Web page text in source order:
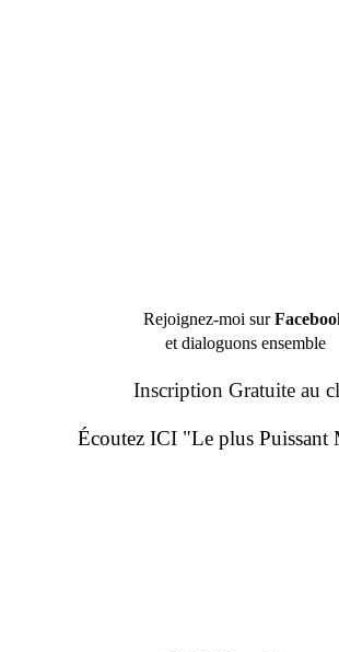
Rejoignez-moi sur
et dialoguons ensemble
Inscription Gratuite au
Écoutez ICI "Le plus Puissant